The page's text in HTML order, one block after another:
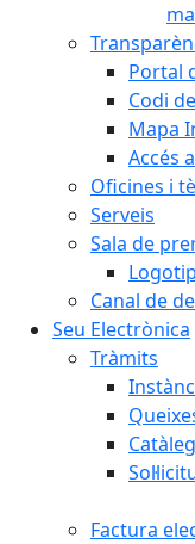
Portal
Codi
Mapa
Accés
Oficines i
Serveis
Sala de
Canal de
Seu Electrònica
Tràmits
Factura